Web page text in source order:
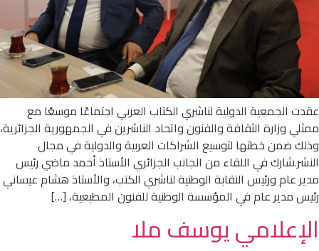
عقدت الجمعية الدولية لناشري الكتاب العربي اجتماعًا موسعًا مع
ممثلي وزارة الثقافة والفنون واتحاد الناشرين في الجمهورية الجزائرية،
وذلك ضمن خطتها لتوسيع الشراكات العربية والدولية في مجال
النشر.شارك في اللقاء من الجانب الجزائري الأستاذ أحمد ماضي رئيس
مدير عام ورئيس النقابة الوطنية لناشري الكتب، والأستاذ هشام عيساني
رئيس مدير عام في المؤسسة الوطنية للفنون المطبعية، […]
الإعلامي يوسف ملا